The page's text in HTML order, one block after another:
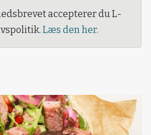
accepterer du L-
Læs den her.